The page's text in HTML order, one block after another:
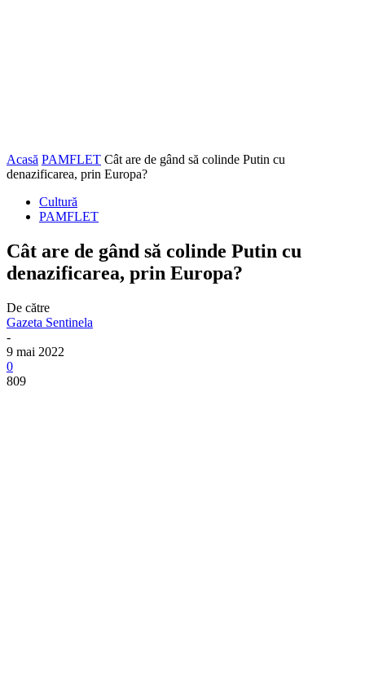
Acasă PAMFLET Cât are de gând să colinde Putin cu
denazificarea, prin Europa?
Cultură
PAMFLET
Cât are de gând să colinde Putin cu
denazificarea, prin Europa?
De către
Gazeta Sentinela
-
9 mai 2022
0
809